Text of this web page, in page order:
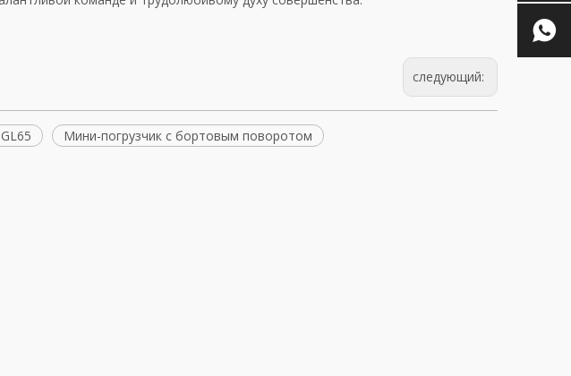
следующий:
GL65 Мини-погрузчик с бортовым поворотом